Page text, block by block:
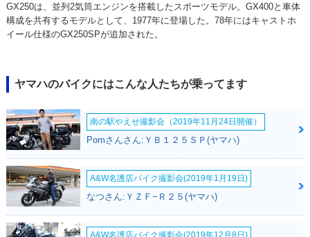
GX250は、並列2気筒エンジンを搭載したスポーツモデル。GX400と車体
構成を共有するモデルとして、1977年に登場した。78年にはキャストホ
イール仕様のGX250SPが追加された。
ヤマハのバイクにはこんな人たちが乗ってます
南の駅やえせ撮影会（2019年11月24日開催）
Pomさんさん:ＹＢ１２５ＳＰ(ヤマハ)
A&W名護店バイク撮影会(2019年1月19日)
なつさん:ＹＺＦ−Ｒ２５(ヤマハ)
A&W名護店バイク撮影会(2019年12月8日)